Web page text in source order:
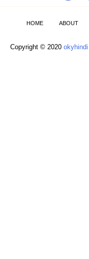
HOME ABOUT
Copyright © 2020 okyhindi